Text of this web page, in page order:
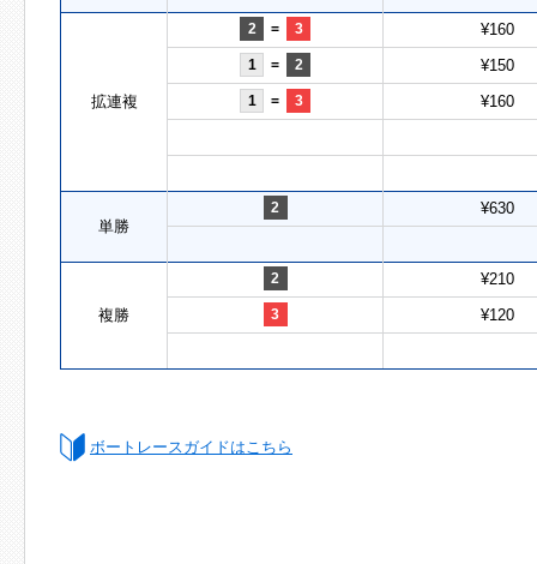
拡連複
2 = 3 ¥160
1 = 2 ¥150
1 = 3 ¥160
単勝
2 ¥630
複勝
2 ¥210
3 ¥120
ボートレースガイドはこちら